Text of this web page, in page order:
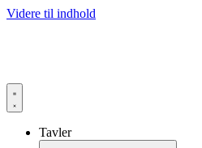
Videre til indhold
Tavler